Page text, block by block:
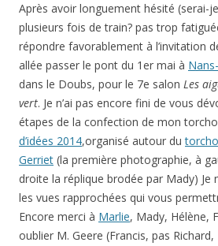
Après avoir longuement hésité (serai-
plusieurs fois de train? pas trop
répondre favorablement à l’invitation
allée passer le pont du 1er mai à
dans le Doubs, pour le 7e salon Les
vert. Je n’ai pas encore fini de vous
étapes de la confection de mon
d’idées 2014,organisé autour du
Gerriet (la première photographie, à
droite la réplique brodée par Mady) Je
les vues rapprochées qui vous
Encore merci à Marlie, Mady, Hélène,
oublier M. Geere (Francis, pas Richard,